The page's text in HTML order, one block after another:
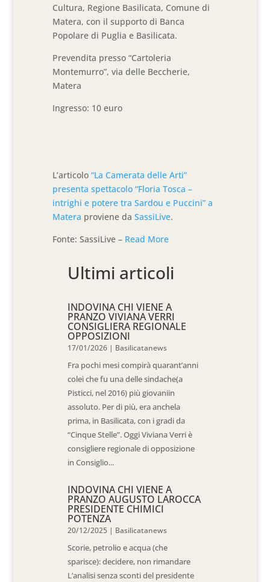
Cultura, Regione Basilicata, Comune di
Matera, con il supporto di Banca
Popolare di Puglia e Basilicata.
Prevendita presso “Cartoleria
Montemurro”, via delle Beccherie,
Matera
Ingresso: 10 euro
L’articolo“La Camerata delle Arti”
presenta spettacolo “Floria Tosca –
intrighi e potere tra Sardou e Puccini” a
Matera proviene daSassiLive.
Fonte: SassiLive – Read More
Ultimi articoli
INDOVINA CHI VIENE A
PRANZO VIVIANA VERRI
CONSIGLIERA REGIONALE
OPPOSIZIONI
17/01/2026 | Basilicatanews
Fra pochi mesi compirà quarant’anni
colei che fu una delle sindache(a
Pisticci, nel 2016) più giovaniin
assoluto. Per di più, era anchela
prima, in Basilicata, con i gradi da
“Cinque Stelle”. Oggi Viviana Verri è
consigliere regionale di opposizione
in Consiglio...
INDOVINA CHI VIENE A
PRANZO AUGUSTO LAROCCA
PRESIDENTE CHIMICI
POTENZA
20/12/2025 | Basilicatanews
Scorie, petrolio e acqua (che
sparisce): decidere, non rimandare
L’analisi senza sconti del presidente